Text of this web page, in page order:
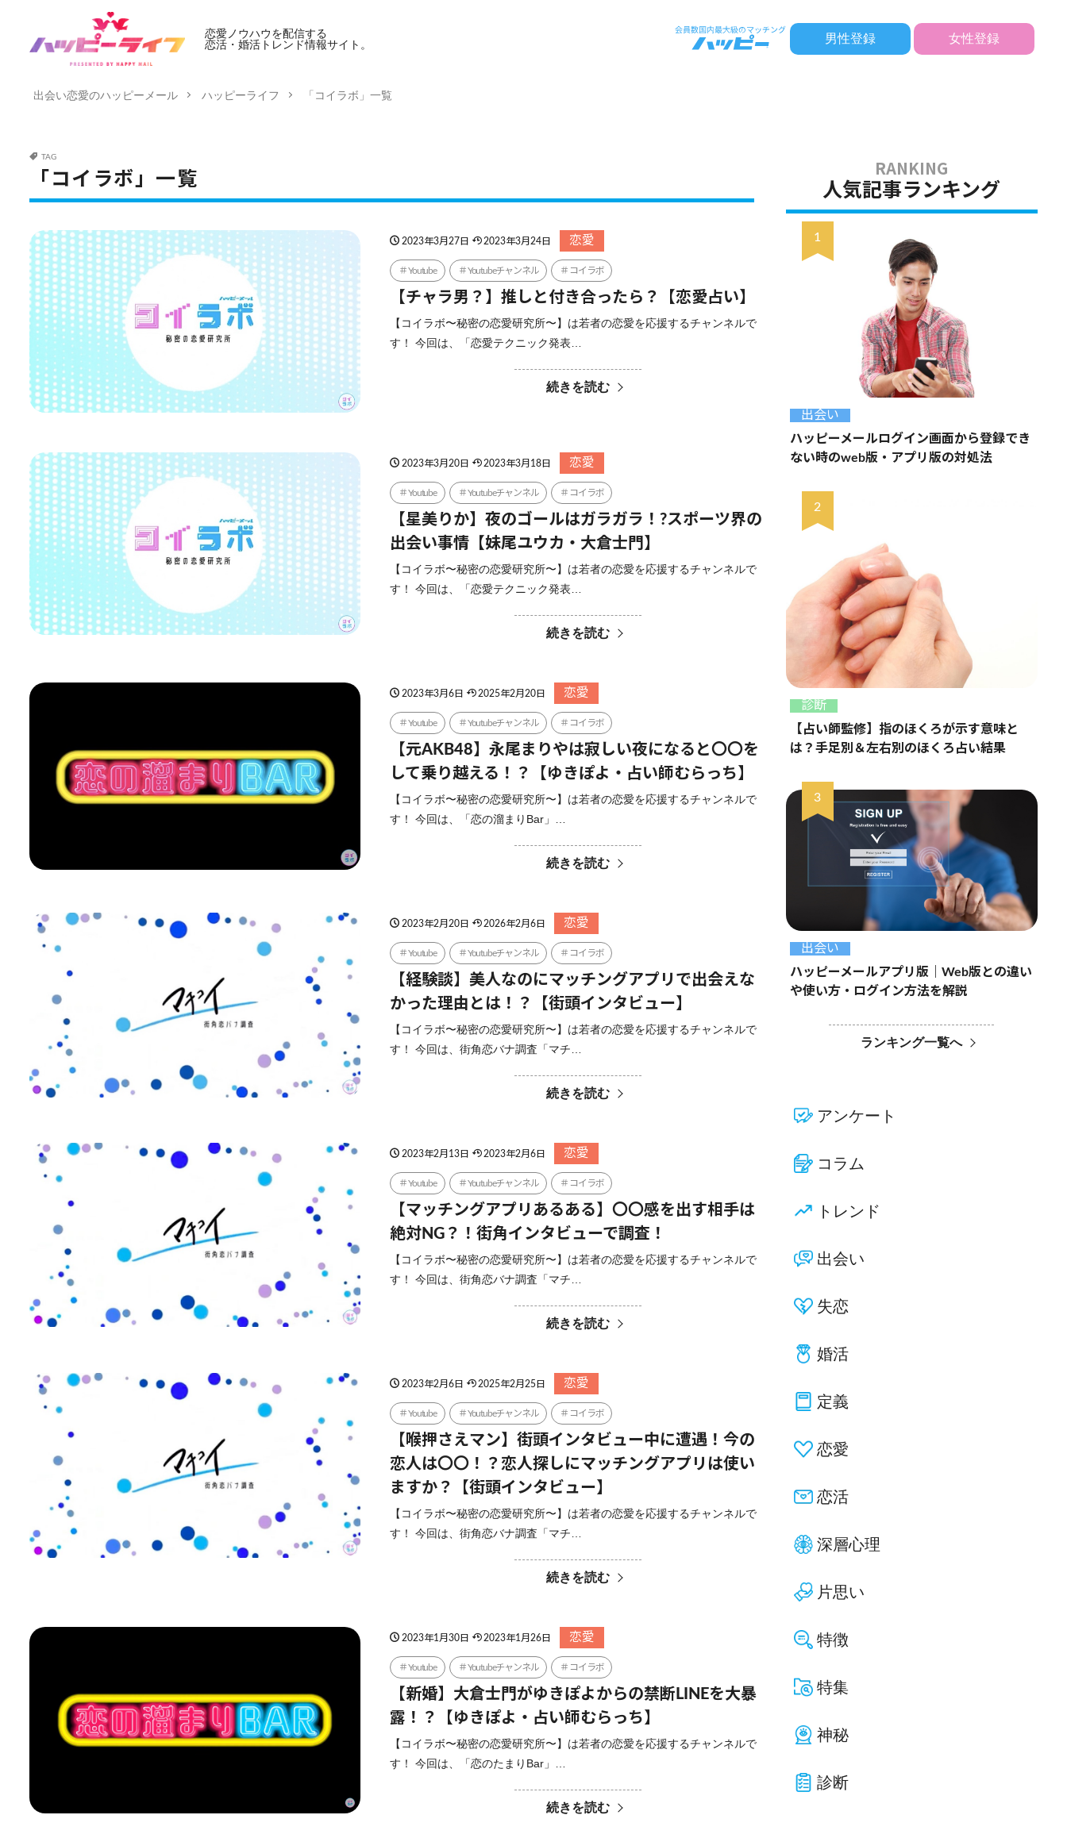
恋愛ノウハウを配信する
恋活・婚活トレンド情報サイト。
男性登録 女性登録
出会い恋愛のハッピーメール ハッピーライフ 「コイラボ」一覧
TAG
「コイラボ」一覧
2023年3月27日 2023年3月24日 恋愛
Youtube Youtubeチャンネル コイラボ
【チャラ男？】推しと付き合ったら？【恋愛占い】
【コイラボ〜秘密の恋愛研究所〜】は若者の恋愛を応援するチャンネルで
す！ 今回は、「恋愛テクニック発表…
続きを読む
2023年3月20日 2023年3月18日 恋愛
Youtube Youtubeチャンネル コイラボ
【星美りか】夜のゴールはガラガラ！?スポーツ界の
出会い事情【妹尾ユウカ・大倉士門】
【コイラボ〜秘密の恋愛研究所〜】は若者の恋愛を応援するチャンネルで
す！ 今回は、「恋愛テクニック発表…
続きを読む
2023年3月6日 2025年2月20日 恋愛
Youtube Youtubeチャンネル コイラボ
【元AKB48】永尾まりやは寂しい夜になると〇〇を
して乗り越える！？【ゆきぽよ・占い師むらっち】
【コイラボ〜秘密の恋愛研究所〜】は若者の恋愛を応援するチャンネルで
す！ 今回は、「恋の溜まりBar」…
続きを読む
2023年2月20日 2026年2月6日 恋愛
Youtube Youtubeチャンネル コイラボ
【経験談】美人なのにマッチングアプリで出会えな
かった理由とは！？【街頭インタビュー】
【コイラボ〜秘密の恋愛研究所〜】は若者の恋愛を応援するチャンネルで
す！ 今回は、街角恋バナ調査「マチ…
続きを読む
2023年2月13日 2023年2月6日 恋愛
Youtube Youtubeチャンネル コイラボ
【マッチングアプリあるある】〇〇感を出す相手は
絶対NG？！街角インタビューで調査！
【コイラボ〜秘密の恋愛研究所〜】は若者の恋愛を応援するチャンネルで
す！ 今回は、街角恋バナ調査「マチ…
続きを読む
2023年2月6日 2025年2月25日 恋愛
Youtube Youtubeチャンネル コイラボ
【喉押さえマン】街頭インタビュー中に遭遇！今の
恋人は〇〇！？恋人探しにマッチングアプリは使い
ますか？【街頭インタビュー】
【コイラボ〜秘密の恋愛研究所〜】は若者の恋愛を応援するチャンネルで
す！ 今回は、街角恋バナ調査「マチ…
続きを読む
2023年1月30日 2023年1月26日 恋愛
Youtube Youtubeチャンネル コイラボ
【新婚】大倉士門がゆきぽよからの禁断LINEを大暴
露！？【ゆきぽよ・占い師むらっち】
【コイラボ〜秘密の恋愛研究所〜】は若者の恋愛を応援するチャンネルで
す！ 今回は、「恋のたまりBar」…
続きを読む
人気記事ランキング
出会い
ハッピーメールログイン画面から登録でき
ない時のweb版・アプリ版の対処法
診断
【占い師監修】指のほくろが示す意味と
は？手足別＆左右別のほくろ占い結果
出会い
ハッピーメールアプリ版｜Web版との違い
や使い方・ログイン方法を解説
ランキング一覧へ
アンケート
コラム
トレンド
出会い
失恋
婚活
定義
恋愛
恋活
深層心理
片思い
特徴
特集
神秘
診断